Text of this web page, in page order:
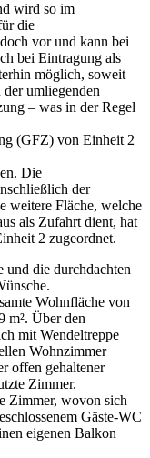
wird so im
die
vor und kann bei
bei Eintragung als
möglich, soweit
umliegenden
– was in der Regel
(GFZ) von Einheit 2
Die
der
weitere Fläche, welche
als Zufahrt dient, hat
2 zugeordnet.
und die durchdachten
Wohnfläche von
m². Über den
mit Wendeltreppe
Wohnzimmer
offen gehaltener
Zimmer.
Zimmer, wovon sich
Gäste-WC
eigenen Balkon